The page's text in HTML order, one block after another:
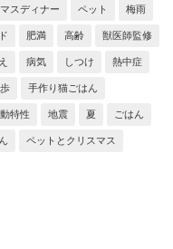
スディナー ペット 梅雨
肥満 高齢 獣医師監修
病気 しつけ 熱中症
手作り猫ごはん
特性 地震 夏 ごはん
ペットとクリスマス